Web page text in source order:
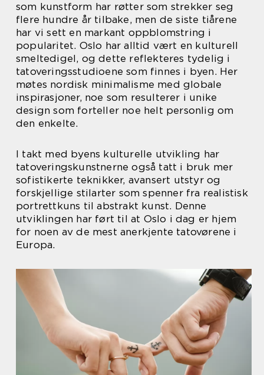
som kunstform har røtter som strekker seg
flere hundre år tilbake, men de siste tiårene
har vi sett en markant oppblomstring i
popularitet. Oslo har alltid vært en kulturell
smeltedigel, og dette reflekteres tydelig i
tatoveringsstudioene som finnes i byen. Her
møtes nordisk minimalisme med globale
inspirasjoner, noe som resulterer i unike
design som forteller noe helt personlig om
den enkelte.
I takt med byens kulturelle utvikling har
tatoveringskunstnerne også tatt i bruk mer
sofistikerte teknikker, avansert utstyr og
forskjellige stilarter som spenner fra realistisk
portrettkuns til abstrakt kunst. Denne
utviklingen har ført til at Oslo i dag er hjem
for noen av de mest anerkjente tatovørene i
Europa.